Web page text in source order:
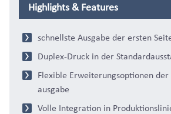
Highlights & Features
schnellste Ausgabe der ersten
Duplex-Druck in der
Flexible Erweiterungsoptionen
ausgabe
Volle Integration in